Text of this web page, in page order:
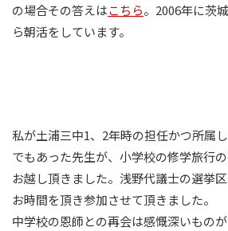
の場合その答えはこちら。2006年に茨
ら朝活をしています。
私が土浦三中1、2年時の担任かつ所属
でもあった先生が、小学校の修学旅行
お越し頂きました。浅野代議士の選挙
お時間を頂き参加させて頂きました。
中学校の恩師との再会は感慨深いもの